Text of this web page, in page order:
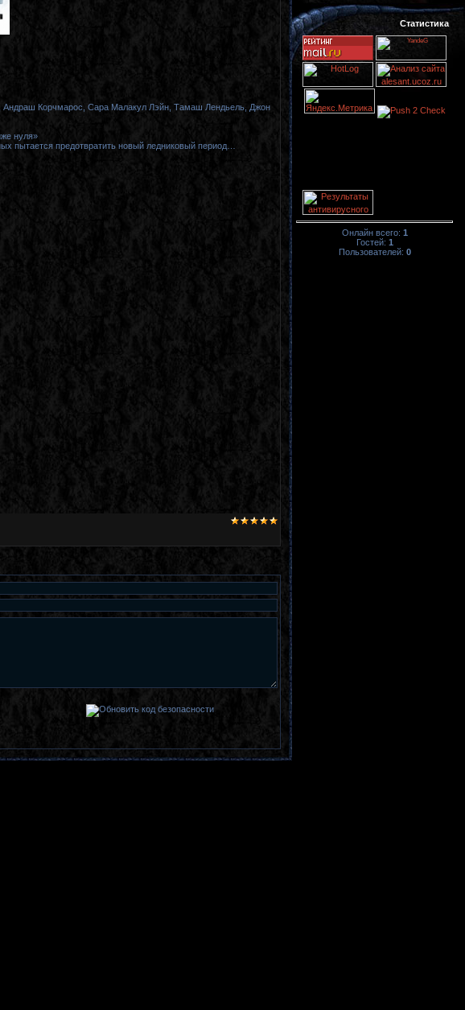
Корчмарос, Сара Малакул Лэйн, Тамаш Лендьель, Джон
нуля»
пытается предотвратить новый ледниковый период…
Статистика
Онлайн всего: 1
Гостей: 1
Пользователей: 0